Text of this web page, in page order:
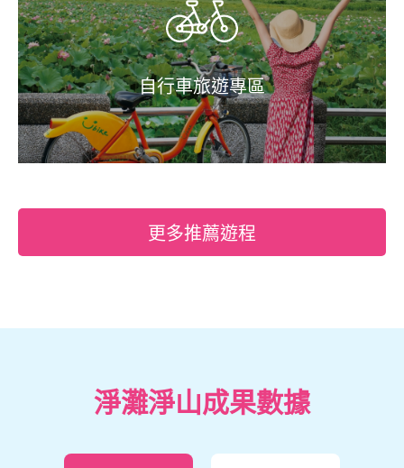
自行車旅遊專區
更多推薦遊程
淨灘淨山成果數據